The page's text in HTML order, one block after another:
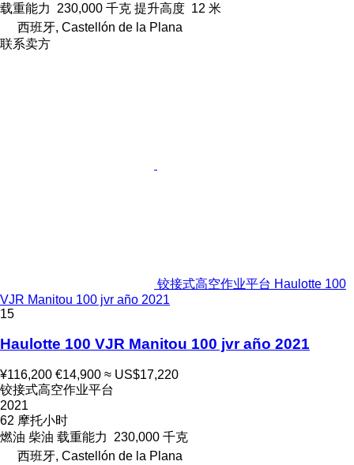
载重能力
230,000 千克 提升高度 12 米
西班牙, Castellón de la Plana
联系卖方
铰接式高空作业平台 Haulotte 100
VJR Manitou 100 jvr año 2021
15
Haulotte 100 VJR Manitou 100 jvr año 2021
¥116,200 €14,900 ≈ US$17,220
铰接式高空作业平台
2021
62 摩托小时
燃油 柴油 载重能力
230,000 千克
西班牙, Castellón de la Plana